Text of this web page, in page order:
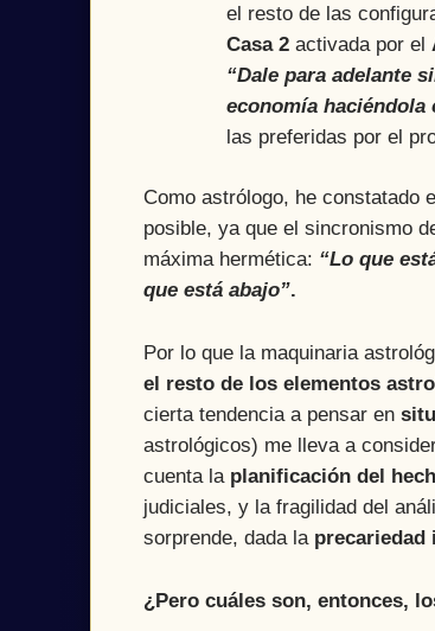
el resto de las
Casa 2 activada por el
“Dale para adelante
economía haciéndola
las preferidas por el
Como astrólogo, he constatado
posible, ya que el sincronismo
máxima hermética: “Lo que
que está abajo”.
Por lo que la maquinaria
el resto de los elementos
cierta tendencia a pensar en
astrológicos) me lleva a
cuenta la planificación del
judiciales, y la fragilidad del
sorprende, dada la precariedad
¿Pero cuáles son, entonces,